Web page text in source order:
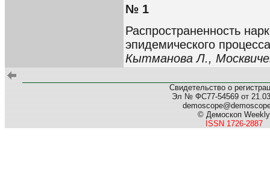
№ 1
Распространенность
эпидемического
Кытманова Л.,
Свидетельство о
Эл № ФС77-54569 от
© Демоскоп Weekly
ISSN 1726-2887